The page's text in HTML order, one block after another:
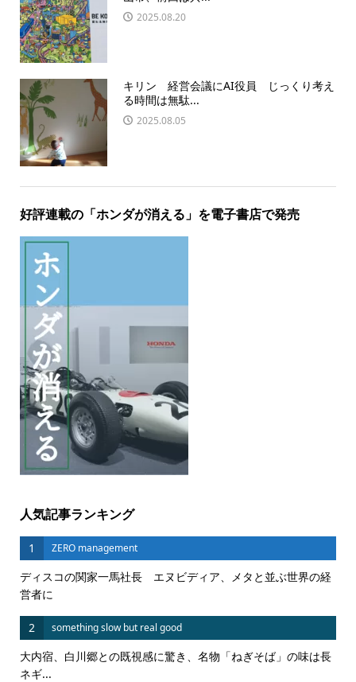
2025.08.20
キリン 経営会議にAI役員 じっくり考え
る時間は無駄...
2025.08.05
好評連載の「ホンダが消える」を電子書店で発売
人気記事ランキング
1 ZERO management
ディスコの関家一馬社長 エヌビディア、メタと並ぶ世界の経
営者に
2 something slow but real good
大内宿、白川郷との既視感に驚き、名物「ねぎそば」の味は長
ネギ...